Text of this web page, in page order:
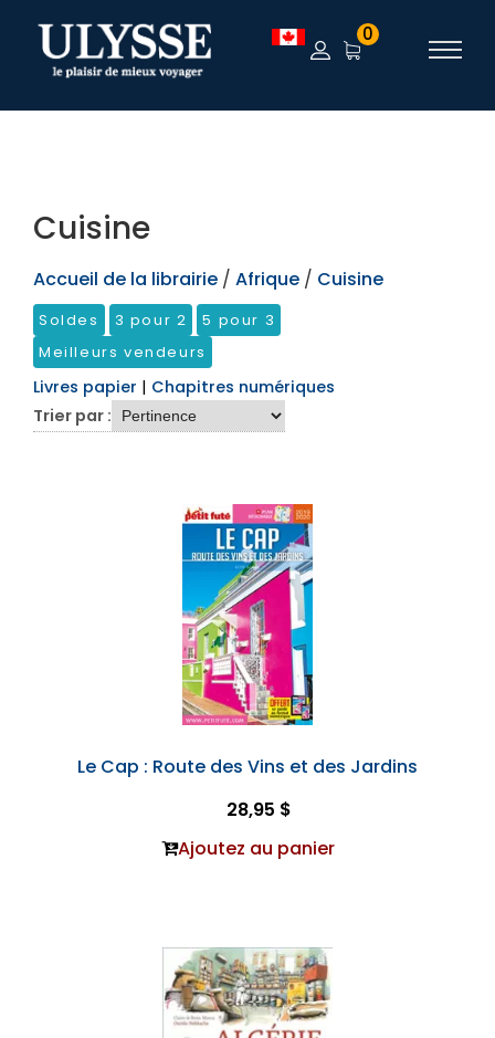
TEST 0
Cuisine
Accueil de la librairie / Afrique / Cuisine
Soldes 3 pour 2
5 pour 3
Meilleurs vendeurs
Livres papier | Chapitres numériques
Trier par :
Le Cap : Route des Vins et des Jardins
28,95 $
Ajoutez au panier